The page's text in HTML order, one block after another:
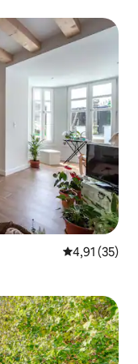
Évaluation
4,91 (35)